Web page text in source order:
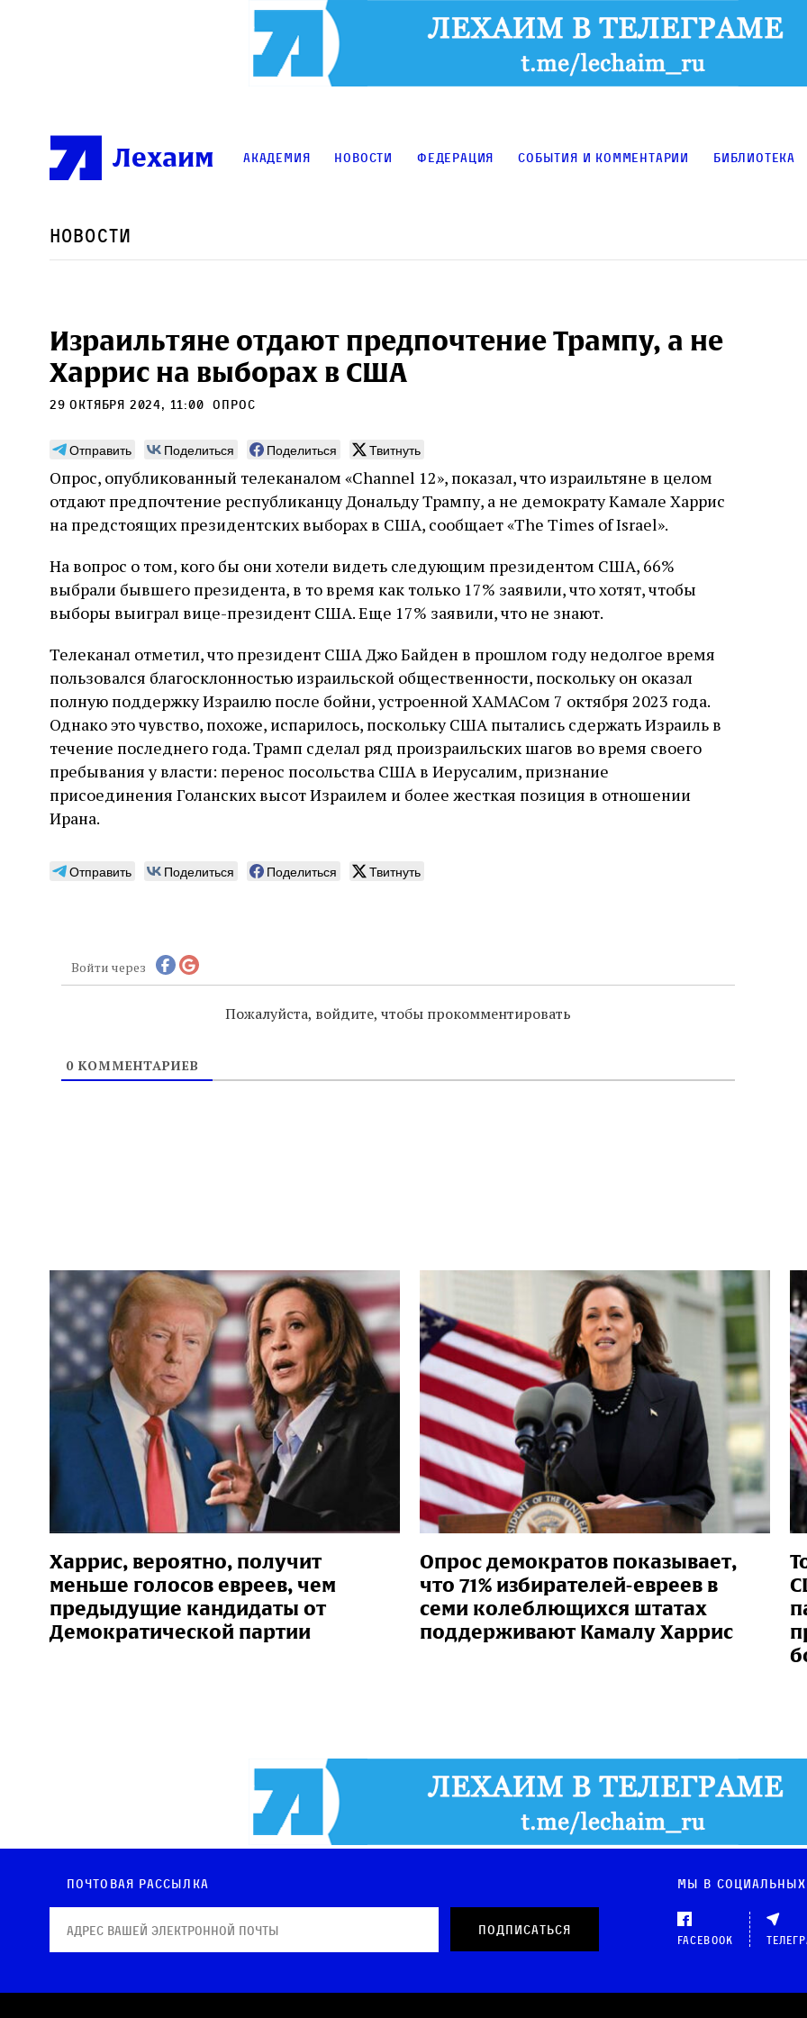
Лехаим Академия Новости Федерация События и комментарии Библиотека
Новости
Израильтяне отдают предпочтение Трампу, а не
Харрис на выборах в США
29 октября 2024, 11:00 опрос
Отправить Поделиться Поделиться Твитнуть
Опрос, опубликованный телеканалом «Channel 12», показал, что израильтяне в целом
отдают предпочтение республиканцу Дональду Трампу, а не демократу Камале Харрис
на предстоящих президентских выборах в США, сообщает «The Times of Israel».
На вопрос о том, кого бы они хотели видеть следующим президентом США, 66%
выбрали бывшего президента, в то время как только 17% заявили, что хотят, чтобы
выборы выиграл вице-президент США. Еще 17% заявили, что не знают.
Телеканал отметил, что президент США Джо Байден в прошлом году недолгое время
пользовался благосклонностью израильской общественности, поскольку он оказал
полную поддержку Израилю после бойни, устроенной ХАМАСом 7 октября 2023 года.
Однако это чувство, похоже, испарилось, поскольку США пытались сдержать Израиль в
течение последнего года. Трамп сделал ряд произраильских шагов во время своего
пребывания у власти: перенос посольства США в Иерусалим, признание
присоединения Голанских высот Израилем и более жесткая позиция в отношении
Ирана.
Отправить Поделиться Поделиться Твитнуть
Войти через
Пожалуйста, войдите, чтобы прокомментировать
0КОММЕНТАРИЕВ
Погромы 1929 года:
судьбу еврейского ишува
Примерно за полторы недели до начала
погромов Ребе совершал поездку по святым
частности, Пещеру праотцев и Западную
стену. Он, несомненно, почувствовал
необычайное напряжение и сознательно
отказался приходить к Стене в Тиша бе‑Ав,
чтобы не собирать вокруг себя большое
количество хасидов и жителей города и тем
самым не усиливать напряжённость
Проверено временем
Александр
Ицкович
Монтажник фирмы «Топф
По мере того как росло количество
концентрационных лагерей и узников
становилось все больше, без кремационных
тела прямо в лагере, нацисты не только
оставались верны своему архаичному культу
смерти, но и скрывали от населения соседних
городов, сколько узников погибало каждый
день в этих жутких местах
2 августа
Фредиано Сесси. Перевод с итальянского
Ксении Тименчик
Еврейская звезда
В этой атмосфере напряжения
еврейская община
Фалькона и звездой Давида с
иврите. Это был акт
лояльности: демонстрация
еврейская община не
осуждает радикалов и
признанной частью
Харрис, вероятно, получит
меньше голосов евреев, чем
предыдущие кандидаты от
Демократической партии
Опрос демократов показывает,
что 71% избирателей-евреев в
семи колеблющихся штатах
поддерживают Камалу Харрис
Почтовая рассылка Мы в социальных
Facebook